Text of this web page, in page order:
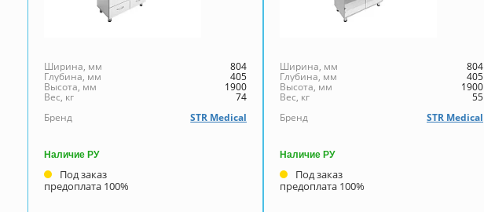
Ширина, мм 804
Глубина, мм 405
Высота, мм 1900
Вес, кг
74
Бренд
STR Medical
Наличие РУ
Под заказ
предоплата 100%
Ширина, мм 804
Глубина, мм 405
Высота, мм 1900
Вес, кг
55
Бренд
STR Medical
Наличие РУ
Под заказ
предоплата 100%